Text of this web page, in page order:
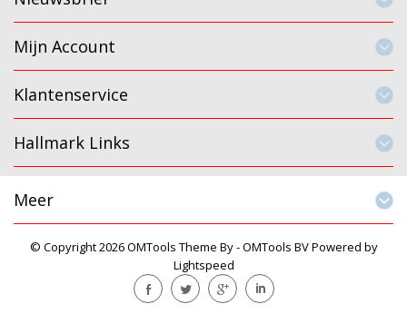
Mijn Account
Klantenservice
Hallmark Links
Meer
© Copyright 2026 OMTools Theme By -OMTools BVPowered by
Lightspeed